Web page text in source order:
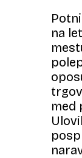
na
med